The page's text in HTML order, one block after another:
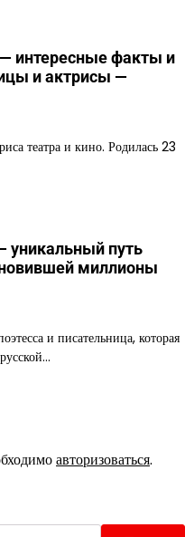
интересные факты и
и актрисы —
театра и кино. Родилась 23
уникальный путь
миллионы
и писательница, которая
авторизоваться.